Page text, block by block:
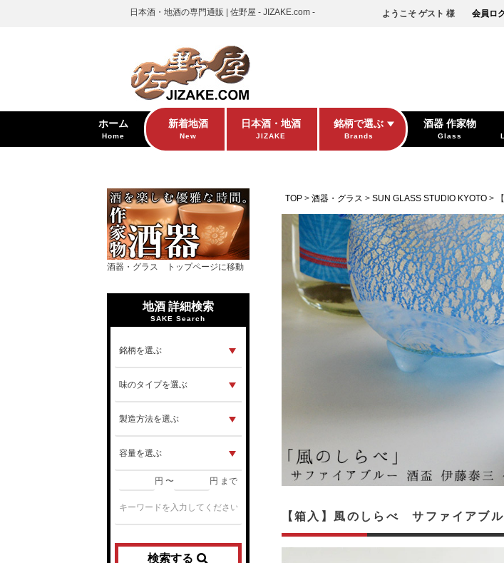
日本酒・地酒の専門通販 | 佐野屋 - JIZAKE.com - ようこそ ゲスト 様 会員ロ
ホーム
Home
新着地酒
New
日本酒・地酒
JIZAKE
銘柄で選ぶ
Brands
酒器 作家物
Glass
酒器・グラス トップページに移動
地酒 詳細検索
SAKE Search
円 〜 円 まで
検索する
TOP 酒器・グラス SUN GLASS STUDIO KYOTO
【箱入】風のしらべ サファイアブ